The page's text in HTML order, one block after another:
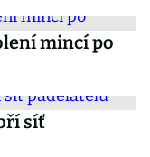
mincí po
síť